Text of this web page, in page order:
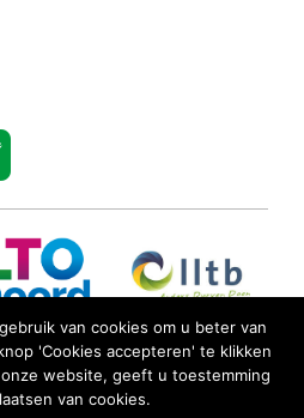
van cookies om u beter van
'Cookies accepteren' te klikken
website, geeft u toestemming
van cookies.